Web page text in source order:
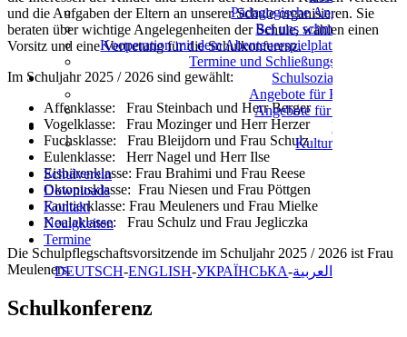
Pädagogische Angebote
Bei uns schmeckt's!
Kooperation mit dem Abenteuerspielplatz Eller
Termine und Schließungszeiten
Schulsozialarbeit
Angebote für Kinder
Angebote für Eltern
Kultur
Kulturschule
Schulverein
Downloads
Kontakt
Neuigkeiten
Termine
DEUTSCH ENGLISH УКРАЇНСЬКА العربية
und die Aufgaben der Eltern an unserer Schule organisieren. Sie
beraten über wichtige Angelegenheiten der Schule, wählen einen
Vorsitz und eine Vertretung für die Schulkonferenz.
Im Schuljahr 2025 / 2026 sind gewählt:
Affenklasse: Frau Steinbach und Herr Berger
Vogelklasse: Frau Mozinger und Herr Herzer
Fuchsklasse: Frau Bleijdorn und Frau Schulz
Eulenklasse: Herr Nagel und Herr Ilse
Eisbärenklasse: Frau Brahimi und Frau Reese
Oktopusklasse: Frau Niesen und Frau Pöttgen
Faultierklasse: Frau Meuleners und Frau Mielke
Koalaklasse: Frau Schulz und Frau Jegliczka
Die Schulpflegschaftsvorsitzende im Schuljahr 2025 / 2026 ist Frau
Meuleners.
Schulkonferenz